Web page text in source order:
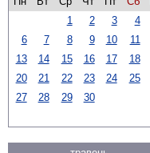
1
2 3 4
6
7 8 9 10 11
13
14 15 16 17 18
20
21 22 23 24 25
27
28 29 30